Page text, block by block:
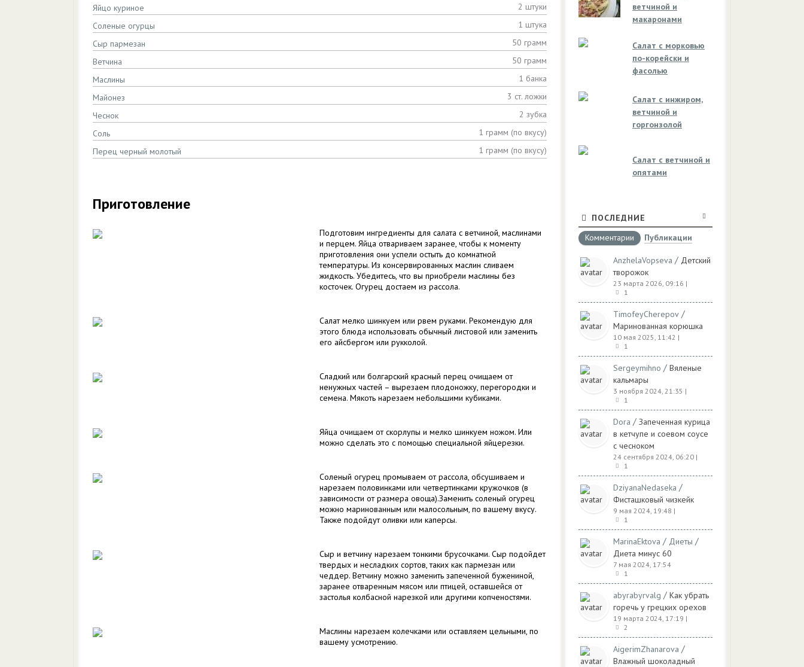
Яйцо куриное
2 штуки
Соленые огурцы
1 штука
Сыр пармезан
50 грамм
Ветчина
50 грамм
Маслины
1 банка
Майонез
3 ст. ложки
Чеснок
2 зубка
Соль
1 грамм (по вкусу)
Перец черный молотый
1 грамм (по вкусу)
Приготовление
Подготовим ингредиенты для салата с ветчиной, маслинами
и перцем. Яйца отвариваем заранее, чтобы к моменту
приготовления они успели остыть до комнатной
температуры. Из консервированных маслин сливаем
жидкость. Убедитесь, что вы приобрели маслины без
косточек. Огурец достаем из рассола.
Салат мелко шинкуем или рвем руками. Рекомендую для
этого блюда использовать обычный листовой или заменить
его айсбергом или рукколой.
Сладкий или болгарский красный перец очищаем от
ненужных частей – вырезаем плодоножку, перегородки и
семена. Мякоть нарезаем небольшими кубиками.
Яйца очищаем от скорлупы и мелко шинкуем ножом. Или
можно сделать это с помощью специальной яйцерезки.
Соленый огурец промываем от рассола, обсушиваем и
нарезаем половинками или четвертинками кружочков (в
зависимости от размера овоща).Заменить соленый огурец
можно маринованным или малосольным, по вашему вкусу.
Также подойдут оливки или каперсы.
Сыр и ветчину нарезаем тонкими брусочками. Сыр подойдет
твердых и несладких сортов, таких как пармезан или
чеддер. Ветчину можно заменить запеченной бужениной,
заранее отваренным мясом или птицей, оставшейся от
застолья колбасной нарезкой или другими копченостями.
Маслины нарезаем колечками или оставляем цельными, по
вашему усмотрению.
ветчиной и
макаронами
Салат с морковью
по-корейски и
фасолью
Салат с инжиром,
ветчиной и
горгонзолой
Салат с ветчиной и
опятами
ПОСЛЕДНИЕ
Комментарии
Публикации
AnzhelaVopseva / Детский
творожок
23 марта 2026, 09:16 |
1
TimofeyCherepov /
Маринованная корюшка
10 мая 2025, 11:42 |
1
Sergeymihno / Вяленые
кальмары
3 ноября 2024, 21:35 |
1
Dora / Запеченная курица
в кетчупе и соевом соусе
с чесноком
24 сентября 2024, 06:20 |
1
DziyanaNedaseka /
Фисташковый чизкейк
9 мая 2024, 19:48 |
1
MarinaEktova / Диеты /
Диета минус 60
7 мая 2024, 17:54
1
abyrabyrvalg / Как убрать
горечь у грецких орехов
19 марта 2024, 17:19 |
2
AigerimZhanarova /
Влажный шоколадный